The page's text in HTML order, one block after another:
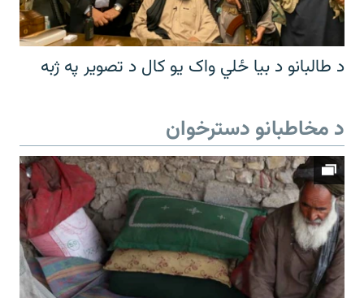
د طالبانو د بیا ځلي واک یو کال د تصویر په ژبه
د مخاطبانو دسترخوان